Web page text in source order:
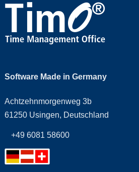
Software Made in Germany
Achtzehnmorgenweg 3b
61250 Usingen, Deutschland
+49 6081 58600